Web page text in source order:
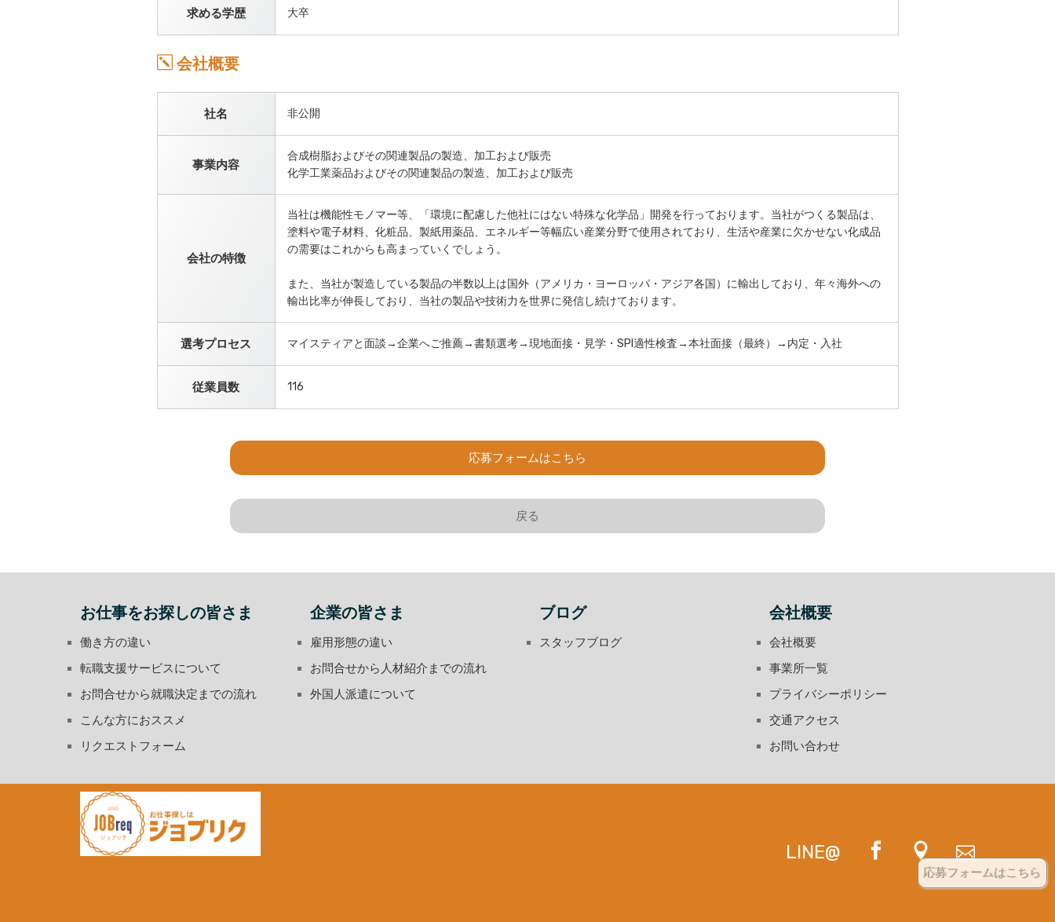
求める学歴 大卒
会社概要
社名 非公開
事業内容
合成樹脂およびその関連製品の製造、加工および販売
化学工業薬品およびその関連製品の製造、加工および販売
会社の特徴
当社は機能性モノマー等、「環境に配慮した他社にはない特殊な化学品」開発を行っております。当社がつくる製品は、
塗料や電子材料、化粧品、製紙用薬品、エネルギー等幅広い産業分野で使用されており、生活や産業に欠かせない化成品
の需要はこれからも高まっていくでしょう。
また、当社が製造している製品の半数以上は国外（アメリカ・ヨーロッパ・アジア各国）に輸出しており、年々海外への
輸出比率が伸長しており、当社の製品や技術力を世界に発信し続けております。
選考プロセス マイスティアと面談→企業へご推薦→書類選考→現地面接・見学・SPI適性検査→本社面接（最終）→内定・入社
従業員数 116
応募フォームはこちら
戻る
応募フォームはこちら
お仕事をお探しの皆さま
働き方の違い
転職支援サービスについて
お問合せから就職決定までの流れ
こんな方におススメ
リクエストフォーム
企業の皆さま
雇用形態の違い
お問合せから人材紹介までの流れ
外国人派遣について
ブログ
スタッフブログ
会社概要
会社概要
事業所一覧
プライバシーポリシー
交通アクセス
お問い合わせ
LINE@